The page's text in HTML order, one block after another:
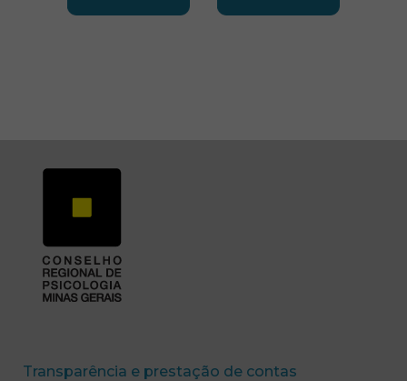
Transparência e prestação de contas